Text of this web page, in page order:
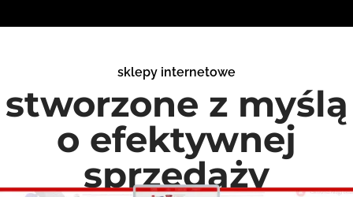
sklepy internetowe
stworzone z myślą
o efektywnej
sprzedaży